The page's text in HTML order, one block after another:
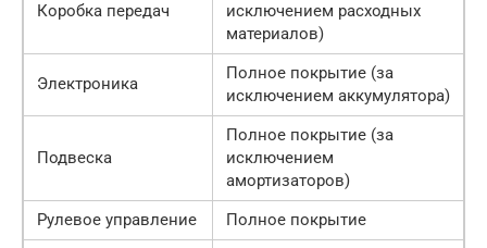
Коробка передач
исключением расходных
материалов)
Электроника
Полное покрытие (за
исключением аккумулятора)
Подвеска
Полное покрытие (за
исключением
амортизаторов)
Рулевое управление
Полное покрытие